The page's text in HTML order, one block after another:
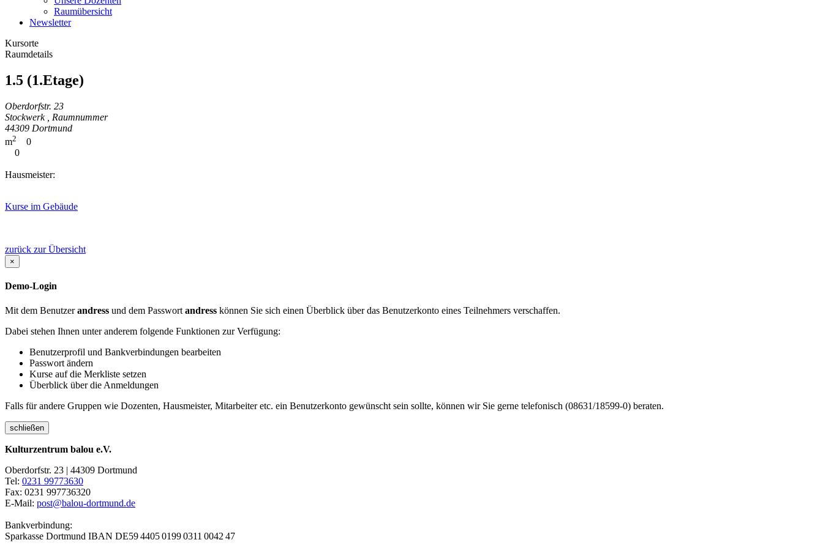
Raumübersicht
Newsletter
Kursorte
Raumdetails
1.5 (1.Etage)
Oberdorfstr. 23
Stockwerk , Raumnummer
44309 Dortmund
m2
0
0
Hausmeister:
Kurse im Gebäude
zurück zur Übersicht
×
Demo-Login
Mit dem Benutzerandress und dem Passwort andress können Sie sich einen Überblick über das Benutzerkonto eines Teilnehmers verschaffen.
Dabei stehen Ihnen unter anderem folgende Funktionen zur Verfügung:
Benutzerprofil und Bankverbindungen bearbeiten
Passwort ändern
Kurse auf die Merkliste setzen
Überblick über die Anmeldungen
Falls für andere Gruppen wie Dozenten, Hausmeister, Mitarbeiter etc. ein Benutzerkonto gewünscht sein sollte, können wir Sie gerne telefonisch (08631/18599-0) beraten.
schließen
Kulturzentrum balou e.V.
Oberdorfstr. 23 | 44309 Dortmund
Tel: 0231 99773630
Fax: 0231 997736320
E-Mail: post@balou-dortmund.de
Bankverbindung:
Sparkasse Dortmund IBAN DE59 4405 0199 0311 0042 47